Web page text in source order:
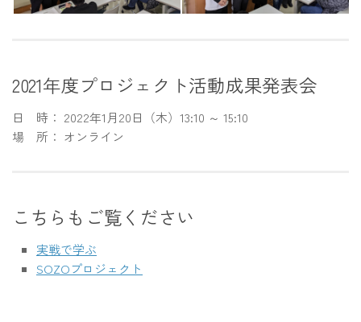
2021年度プロジェクト活動成果発表会
日 時： 2022年1月20日（木）13:10 ～ 15:10
場 所： オンライン
こちらもご覧ください
実戦で学ぶ
SOZOプロジェクト